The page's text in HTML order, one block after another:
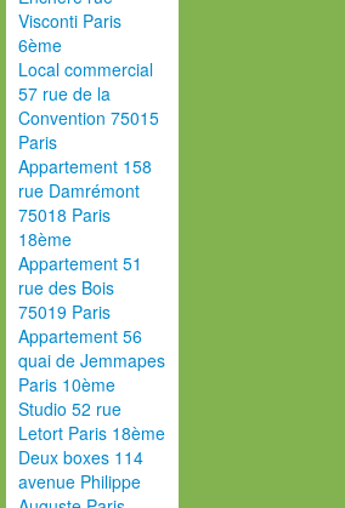
Visconti Paris
6ème
Local commercial
57 rue de la
Convention 75015
Paris
Appartement 158
rue Damrémont
75018 Paris
18ème
Appartement 51
rue des Bois
75019 Paris
Appartement 56
quai de Jemmapes
Paris 10ème
Studio 52 rue
Letort Paris 18ème
Deux boxes 114
avenue Philippe